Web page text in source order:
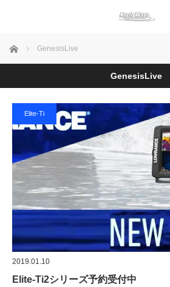
ホーム GenesisLive
GenesisLive
Elite-Ti
2019.01.10
Elite-Ti2シリーズ予約受付中